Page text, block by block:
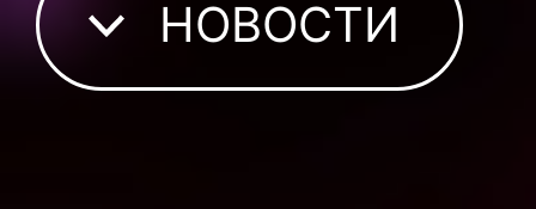
НОВОСТИ